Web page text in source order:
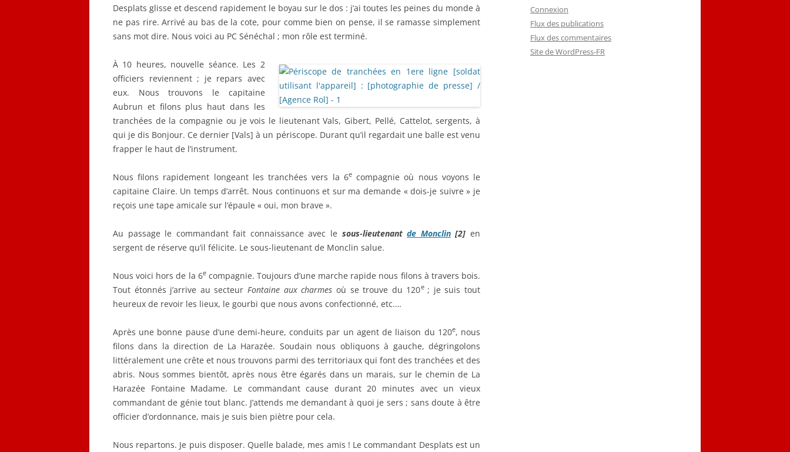
Desplats glisse et descend rapidement le boyau sur le dos : j’ai toutes les peines du monde à
ne pas rire. Arrivé au bas de la cote, pour comme bien on pense, il se ramasse simplement
sans mot dire. Nous voici au PC Sénéchal ; mon rôle est terminé.
À 10 heures, nouvelle séance. Les 2
officiers reviennent ; je repars avec
eux. Nous trouvons le capitaine
Aubrun et filons plus haut dans les
tranchées de la compagnie ou je vois le lieutenant Vals, Gibert, Pellé, Cattelot, sergents, à
qui je dis Bonjour. Ce dernier [Vals] à un périscope. Durant qu’il regardait une balle est venu
frapper le haut de l’instrument.
Nous filons rapidement longeant les tranchées vers la 6ecompagnie où nous voyons le
capitaine Claire. Un temps d’arrêt. Nous continuons et sur ma demande « dois-je suivre » je
reçois une tape amicale sur l’épaule « oui, mon brave ».
Au passage le commandant fait connaissance avec le sous-lieutenantde Monclin[2] en
sergent de réserve qu’il félicite. Le sous-lieutenant de Monclin salue.
Nous voici hors de la 6ecompagnie. Toujours d’une marche rapide nous filons à travers bois.
Tout étonnés j’arrive au secteur Fontaine aux charmes où se trouve du 120e ; je suis tout
heureux de revoir les lieux, le gourbi que nous avons confectionné, etc.…
Après une bonne pause d’une demi-heure, conduits par un agent de liaison du 120e, nous
filons dans la direction de La Harazée. Soudain nous obliquons à gauche, dégringolons
littéralement une crête et nous trouvons parmi des territoriaux qui font des tranchées et des
abris. Nous sommes bientôt, après nous être égarés dans un marais, sur le chemin de La
Harazée Fontaine Madame. Le commandant cause durant 20 minutes avec un vieux
commandant de génie tout blanc. J’attends me demandant à quoi je sers ; sans doute à être
officier d’ordonnance, mais je suis bien piètre pour cela.
Nous repartons. Je puis disposer. Quelle balade, mes amis ! Le commandant Desplats est un
Connexion
Flux des publications
Flux des commentaires
Site de WordPress-FR